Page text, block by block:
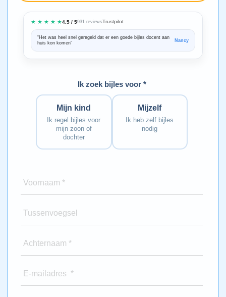
★ ★ ★ ★ ★4.5 / 5931 reviewsTrustpilot
“Het was heel snel geregeld dat er een goede bijles docent aan
huis kon komen”
Nancy
Ik zoek bijles voor *
Mijn kind
Ik regel bijles voor
mijn zoon of
dochter
Mijzelf
Ik heb zelf bijles
nodig
Voornaam *
Tussenvoegsel
Achternaam *
E-mailadres *